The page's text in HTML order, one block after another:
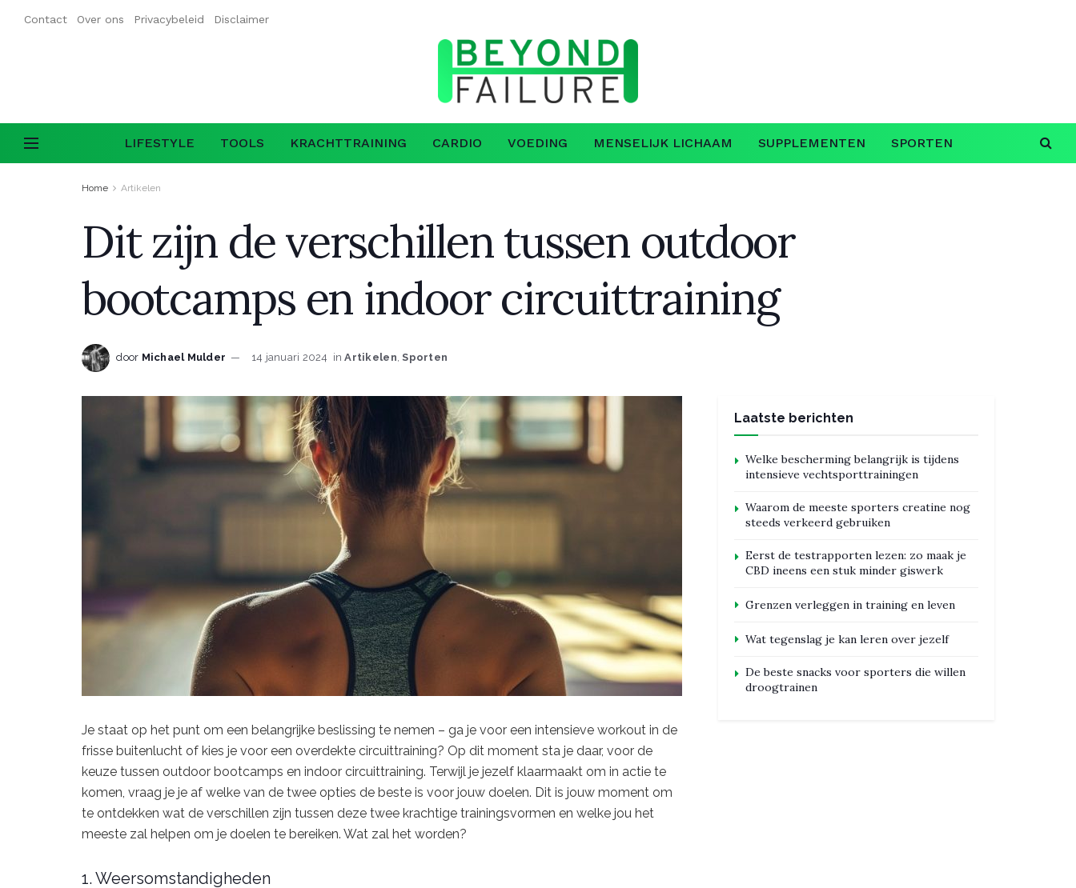
Contact Over ons Privacybeleid Disclaimer
LIFESTYLE TOOLS KRACHTTRAINING CARDIO VOEDING MENSELIJK LICHAAM SUPPLEMENTEN SPORTEN
Home Artikelen
Dit zijn de verschillen tussen outdoor
bootcamps en indoor circuittraining
door Michael Mulder 14 januari 2024 in Artikelen,Sporten
Je staat op het punt om een belangrijke beslissing te nemen – ga je voor een intensieve workout in de
frisse buitenlucht of kies je voor een overdekte circuittraining? Op dit moment sta je daar, voor de
keuze tussen outdoor bootcamps en indoor circuittraining. Terwijl je jezelf klaarmaakt om in actie te
komen, vraag je je af welke van de twee opties de beste is voor jouw doelen. Dit is jouw moment om
te ontdekken wat de verschillen zijn tussen deze twee krachtige trainingsvormen en welke jou het
meeste zal helpen om je doelen te bereiken. Wat zal het worden?
1. Weersomstandigheden
Laatste berichten
Welke bescherming belangrijk is tijdens
intensieve vechtsporttrainingen
Waarom de meeste sporters creatine nog
steeds verkeerd gebruiken
Eerst de testrapporten lezen: zo maak je
CBD ineens een stuk minder giswerk
Grenzen verleggen in training en leven
Wat tegenslag je kan leren over jezelf
De beste snacks voor sporters die willen
droogtrainen